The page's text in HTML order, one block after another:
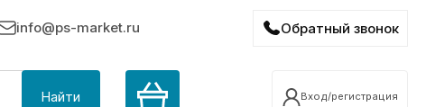
info@ps-market.ru Обратный звонок
Найти Вход/регистрация